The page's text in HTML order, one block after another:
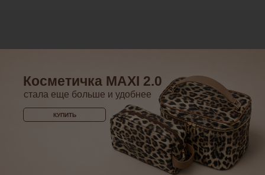
Косметичка MAXI 2.0
стала еще больше и удобнее
КУПИТЬ